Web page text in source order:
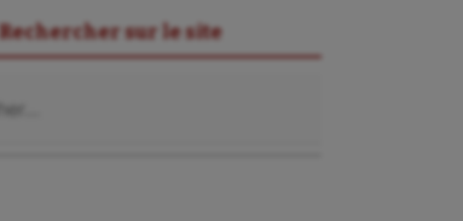
Rechercher sur le site